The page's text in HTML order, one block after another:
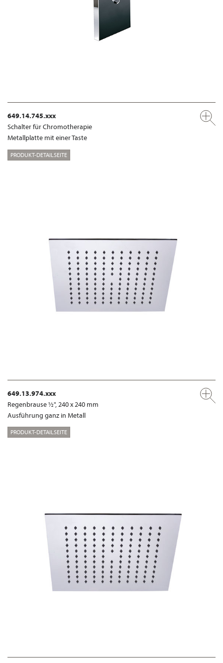
649.14.745.xxx
Schalter für Chromotherapie
Metallplatte mit einer Taste
PRODUKT-DETAILSEITE
649.13.974.xxx
Regenbrause ½", 240 x 240 mm
Ausführung ganz in Metall
PRODUKT-DETAILSEITE